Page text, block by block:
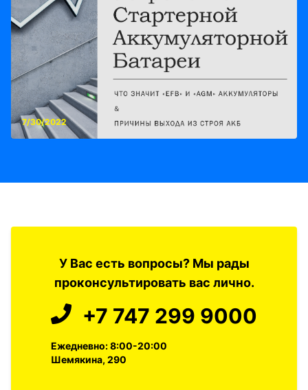
7/30/2022
У Вас есть вопросы? Мы рады
проконсультировать вас лично.
+7 747 299 9000
Ежедневно: 8:00-20:00
Шемякина, 290